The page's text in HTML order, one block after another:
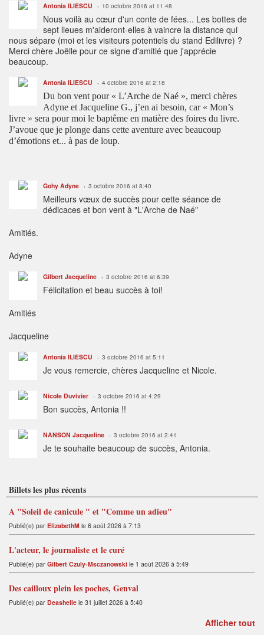
Antonia ILIESCU 10 octobre 2016 at 11:48
Nous voilà au cœur d'un conte de fées... Les bottes de
sept lieues m'aideront-elles à vaincre la distance qui
nous sépare (moi et les visiteurs potentiels du stand Edilivre) ?
Merci chère Joëlle pour ce signe d'amitié que j'apprécie
beaucoup.
Antonia ILIESCU 4 octobre 2016 at 2:18
Du bon vent pour « L’Arche de Naé », merci chères
Adyne et Jacqueline G., j’en ai besoin, car « Mon’s
livre » sera pour moi le baptême en matière des foires du livre.
J’avoue que je plonge dans cette aventure avec beaucoup
d’émotions et... à pas de loup.
Gohy Adyne 3 octobre 2016 at 8:40
Meilleurs vœux de succès pour cette séance de
dédicaces et bon vent à "L'Arche de Naé"
Amitiés.
Adyne
Gilbert Jacqueline 3 octobre 2016 at 6:39
Félicitation et beau succès à toi!
Amitiés
Jacqueline
Antonia ILIESCU 3 octobre 2016 at 5:11
Je vous remercie, chères Jacqueline et Nicole.
Nicole Duvivier 3 octobre 2016 at 4:29
Bon succès, Antonia !!
NANSON Jacqueline 3 octobre 2016 at 2:41
Je te souhaite beaucoup de succès, Antonia.
Billets les plus récents
A "Soleil de canicule " et "Comme un adieu"
Publié(e) par ElizabethM le 6 août 2026 à 7:13
L'acteur, le journaliste et le curé
Publié(e) par Gilbert Czuly-Msczanowski le 1 août 2026 à 5:49
Des cailloux plein les poches, Genval
Publié(e) par Deashelle le 31 juillet 2026 à 5:40
Afficher tout